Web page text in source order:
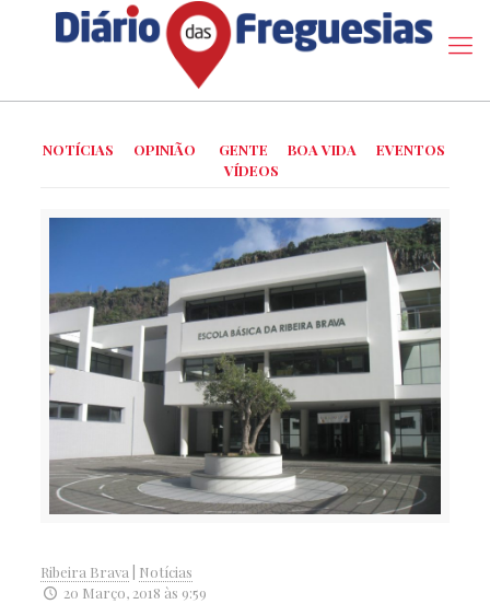
NOTÍCIAS OPINIÃO GENTE BOA VIDA
EVENTOS
VÍDEOS
Ribeira Brava
Notícias
20 Março, 2018 às 9:59